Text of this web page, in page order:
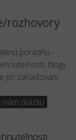
rozhovory
poradňu -
blogy
pri zariaďovaní
nám otázku .